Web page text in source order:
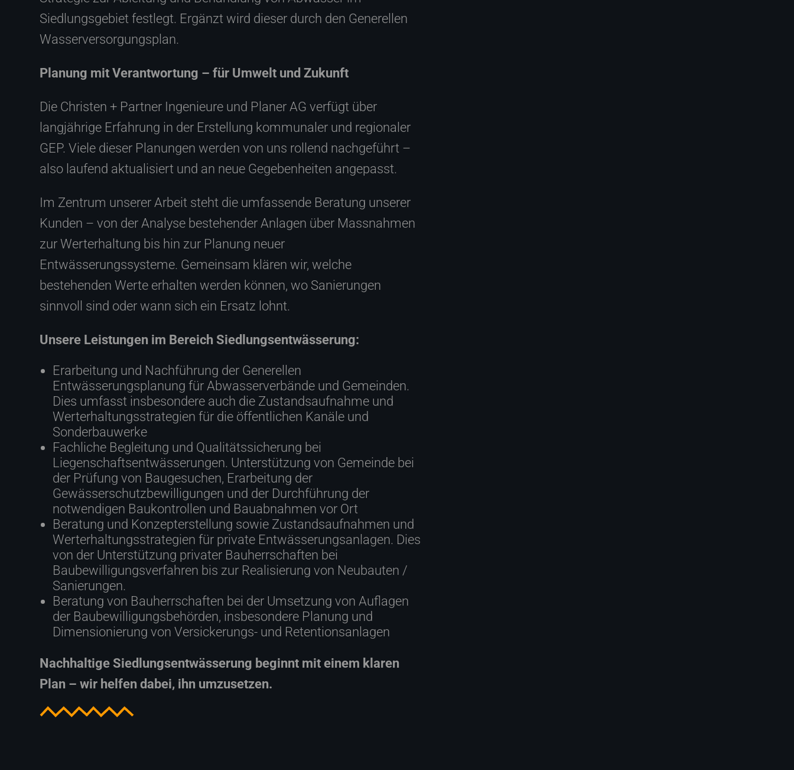
Siedlungsgebiet festlegt. Ergänzt wird dieser durch den Generellen
Wasserversorgungsplan.
Planung mit Verantwortung – für Umwelt und Zukunft
Die Christen + Partner Ingenieure und Planer AG verfügt über
langjährige Erfahrung in der Erstellung kommunaler und regionaler
GEP. Viele dieser Planungen werden von uns rollend nachgeführt –
also laufend aktualisiert und an neue Gegebenheiten angepasst.
Im Zentrum unserer Arbeit steht die umfassende Beratung unserer
Kunden – von der Analyse bestehender Anlagen über Massnahmen
zur Werterhaltung bis hin zur Planung neuer
Entwässerungssysteme. Gemeinsam klären wir, welche
bestehenden Werte erhalten werden können, wo Sanierungen
sinnvoll sind oder wann sich ein Ersatz lohnt.
Unsere Leistungen im Bereich Siedlungsentwässerung:
Erarbeitung und Nachführung der Generellen
Entwässerungsplanung für Abwasserverbände und Gemeinden.
Dies umfasst insbesondere auch die Zustandsaufnahme und
Werterhaltungsstrategien für die öffentlichen Kanäle und
Sonderbauwerke
Fachliche Begleitung und Qualitätssicherung bei
Liegenschaftsentwässerungen. Unterstützung von Gemeinde bei
der Prüfung von Baugesuchen, Erarbeitung der
Gewässerschutzbewilligungen und der Durchführung der
notwendigen Baukontrollen und Bauabnahmen vor Ort
Beratung und Konzepterstellung sowie Zustandsaufnahmen und
Werterhaltungsstrategien für private Entwässerungsanlagen. Dies
von der Unterstützung privater Bauherrschaften bei
Baubewilligungsverfahren bis zur Realisierung von Neubauten /
Sanierungen.
Beratung von Bauherrschaften bei der Umsetzung von Auflagen
der Baubewilligungsbehörden, insbesondere Planung und
Dimensionierung von Versickerungs- und Retentionsanlagen
Nachhaltige Siedlungsentwässerung beginnt mit einem klaren
Plan – wir helfen dabei, ihn umzusetzen.